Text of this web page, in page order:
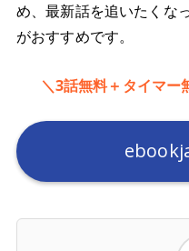
め、最新話を追いたくな
がおすすめです。
＼3話無料＋タイマー